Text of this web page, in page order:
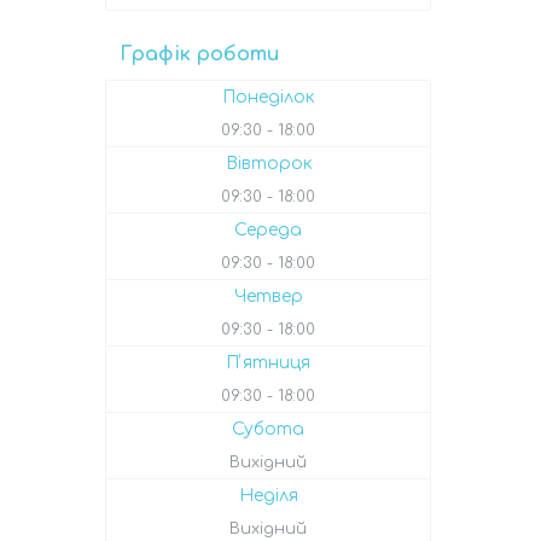
Графік роботи
Понеділок
09:30 18:00
Вівторок
09:30 18:00
Середа
09:30 18:00
Четвер
09:30 18:00
Пʼятниця
09:30 18:00
Субота
Вихідний
Неділя
Вихідний